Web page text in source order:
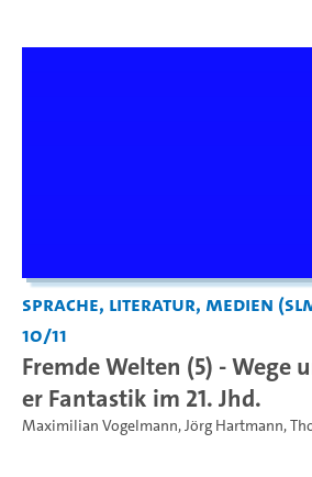
Sprache, Literatur, Medien
10/11
Fremde Welten (5) - Wege
er Fantastik im 21. Jhd.
Maximilian Vogelmann,Jörg Hartmann,